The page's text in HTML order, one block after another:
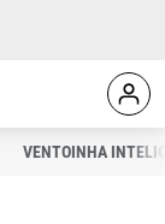
VENTOINHA